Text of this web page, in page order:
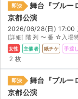
AIに質問する
よくある質問
お知らせ
即決
舞台『ブルー
京都公演
2026/06/28(日) 17:00
女性 主催者 紙チケ 手渡し
2 枚
即決
舞台『ブルー
京都公演